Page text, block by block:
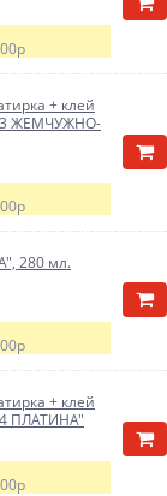
+ клей
ЖЕМЧУЖНО-
280 мл.
+ клей
ПЛАТИНА"